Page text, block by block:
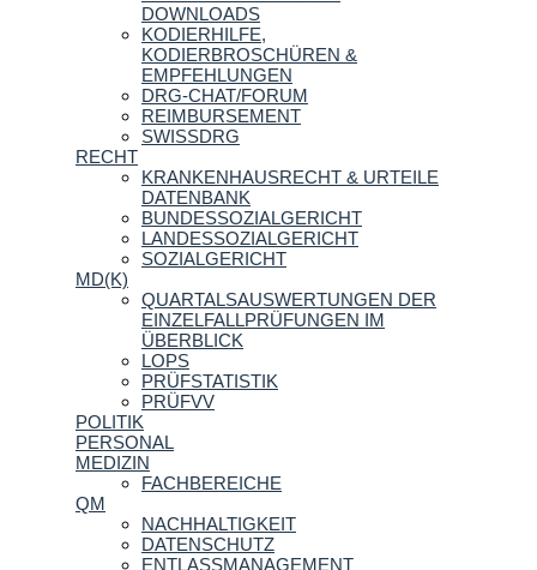
DOWNLOADS
KODIERHILFE,
KODIERBROSCHÜREN &
EMPFEHLUNGEN
DRG-CHAT/FORUM
REIMBURSEMENT
SWISSDRG
RECHT
KRANKENHAUSRECHT & URTEILE
DATENBANK
BUNDESSOZIALGERICHT
LANDESSOZIALGERICHT
SOZIALGERICHT
MD(K)
QUARTALSAUSWERTUNGEN DER
EINZELFALLPRÜFUNGEN IM
ÜBERBLICK
LOPS
PRÜFSTATISTIK
PRÜFVV
POLITIK
PERSONAL
MEDIZIN
FACHBEREICHE
QM
NACHHALTIGKEIT
DATENSCHUTZ
ENTLASSMANAGEMENT